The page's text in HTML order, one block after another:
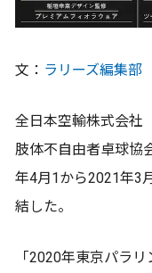
文： ラリーズ編集部
全日本空輸株式会社
肢体不自由者卓球協
年4月1から2021年3
結した。
「2020年東京パラ